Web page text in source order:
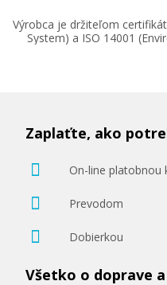
Výrobca je držiteľom
System) a ISO 14001
Zaplaťte, ako
On-line platobnou
Prevodom
Dobierkou
Všetko o doprave